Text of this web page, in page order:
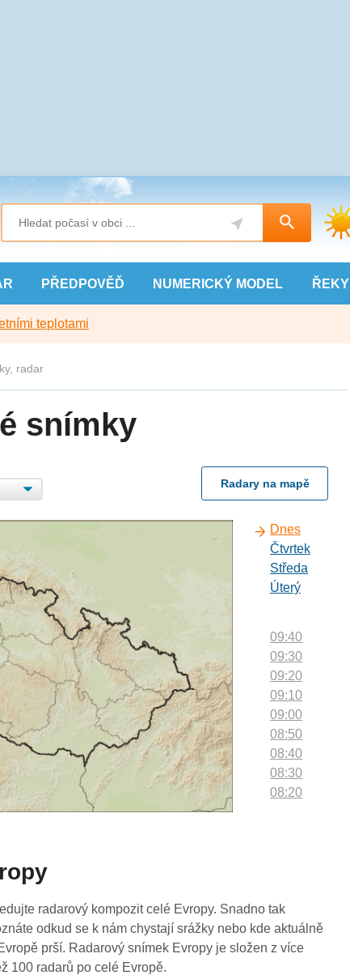
PŘEDPOVĚĎ NUMERICKÝ MODEL ŘEKY
teplotami
radar
snímky
Radary na mapě
Dnes
Čtvrtek
Středa
Úterý
09:40
09:30
09:20
09:10
09:00
08:50
08:40
08:30
08:20
07:20
07:10
07:00
radarový kompozit celé Evropy. Snadno tak
odkud se k nám chystají srážky nebo kde aktuálně
prší. Radarový snímek Evropy je složen z více
100 radarů po celé Evropě.